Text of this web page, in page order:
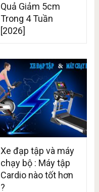
Quả Giảm 5cm
Trong 4 Tuần
[2026]
Xe đạp tập và máy
chạy bộ : Máy tập
Cardio nào tốt hơn
?